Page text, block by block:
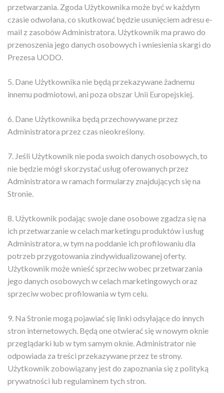
przetwarzania. Zgoda Użytkownika może być w każdym
czasie odwołana, co skutkować będzie usunięciem adresu e-
mail z zasobów Administratora. Użytkownik ma prawo do
przenoszenia jego danych osobowych i wniesienia skargi do
Prezesa UODO.
5. Dane Użytkownika nie będą przekazywane żadnemu
innemu podmiotowi, ani poza obszar Unii Europejskiej.
6. Dane Użytkownika będą przechowywane przez
Administratora przez czas nieokreślony.
7. Jeśli Użytkownik nie poda swoich danych osobowych, to
nie będzie mógł skorzystaćusług oferowanych przez
Administratora w ramach formularzy znajdujących się na
Stronie.
8. Użytkownik podając swoje dane osobowe zgadza się na
ich przetwarzanie w celach marketingu produktów i usług
Administratora, w tym na poddanie ich profilowaniu dla
potrzeb przygotowania zindywidualizowanej oferty.
Użytkownik może wnieść sprzeciw wobec przetwarzania
jego danych osobowych w celach marketingowych oraz
sprzeciw wobec profilowania w tym celu.
9. Na Stronie mogą pojawiać się linki odsyłające do innych
stron internetowych. Będą one otwierać się w nowym oknie
przeglądarki lub w tym samym oknie. Administrator nie
odpowiada za treści przekazywane przez te strony.
Użytkownik zobowiązany jest do zapoznania się z polityką
prywatności lub regulaminem tych stron.